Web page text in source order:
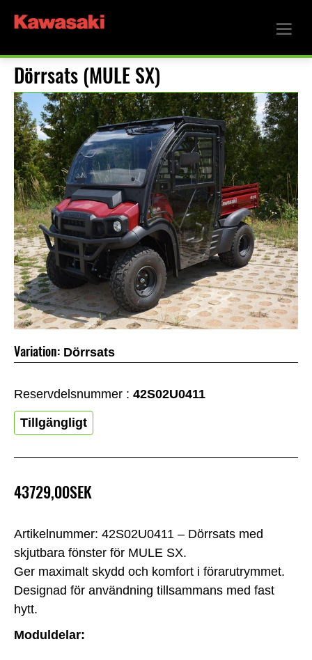
Dörrsats (MULE SX)
Artikelnummer: 42S02U0411 – Dörrsats med
skjutbara fönster för MULE SX.
Ger maximalt skydd och komfort i förarutrymmet.
Designad för användning tillsammans med fast
hytt.
Moduldelar:
43729,00SEK
Variation: Dörrsats
Reservdelsnummer : 42S02U0411
Tillgängligt